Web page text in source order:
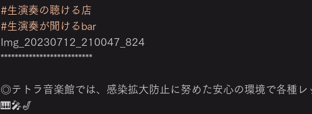
#生演奏の聴ける店
#生演奏が聞けるbar
Img_20230712_210047_824
**************************
◎テトラ音楽館では、感染拡大防止に努めた安心の環境で各種レ
🎹🎤🎷